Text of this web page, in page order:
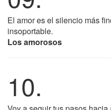
El amor es el silencio más
insoportable.
Los amorosos
10.